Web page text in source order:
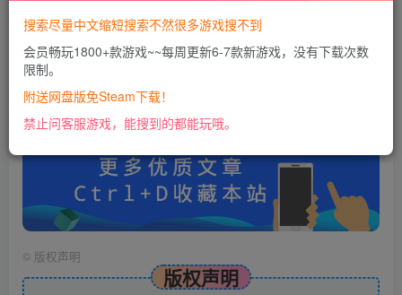
开通会员
账号密码错误或需要验证码，进售后扣裙1050974489
使用教程：
https://docs.qq.com/doc/DU0VHUUFRS2xDa1Jp
© 版权声明
版权声明
搜索尽量中文缩短搜索不然很多游戏搜不到
会员畅玩1800+款游戏~~每周更新6-7款新游戏，没有下载次数
限制。
附送网盘版免Steam下载！
禁止问客服游戏，能搜到的都能玩哦。